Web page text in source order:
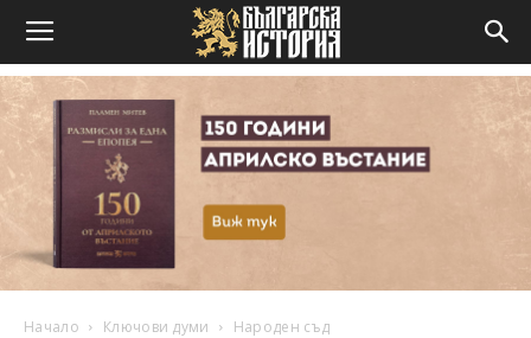
Начало Ключови думи Народен съд